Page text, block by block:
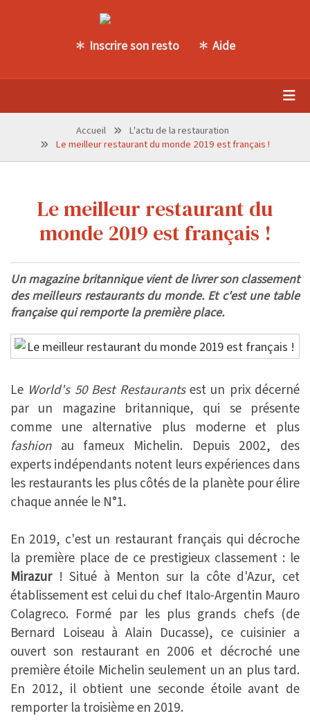
Inscrire son resto Aide
Accueil
L'actu de la restauration
Le meilleur restaurant du monde 2019 est français !
Le meilleur restaurant du
monde 2019 est français !
Un magazine britannique vient de livrer son classement
des meilleurs restaurants du monde. Et c'est une table
française qui remporte la première place.
Le World's 50 Best Restaurantsest un prix décerné
par un magazine britannique, qui se présente
comme une alternative plus moderne et plus
fashion au fameux Michelin. Depuis 2002, des
experts indépendants notent leurs expériences dans
les restaurants les plus côtés de la planète pour élire
chaque année le N°1.
En 2019, c'est un restaurant français qui décroche
la première place de ce prestigieux classement : le
Mirazur! Situé à Menton sur la côte d'Azur, cet
établissement est celui du chef Italo-Argentin Mauro
Colagreco. Formé par les plus grands chefs (de
Bernard Loiseau à Alain Ducasse), ce cuisinier a
ouvert son restaurant en 2006 et décroché une
première étoile Michelin seulement un an plus tard.
En 2012, il obtient une seconde étoile avant de
remporter la troisième en 2019.